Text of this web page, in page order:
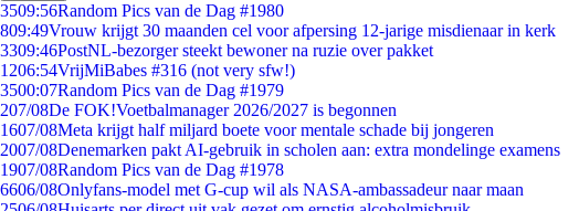
3509:56Random Pics van de Dag #1980
809:49Vrouw krijgt 30 maanden cel voor afpersing 12-jarige misdienaar in kerk
3309:46PostNL-bezorger steekt bewoner na ruzie over pakket
1206:54VrijMiBabes #316 (not very sfw!)
3500:07Random Pics van de Dag #1979
207/08De FOK!Voetbalmanager 2026/2027 is begonnen
1607/08Meta krijgt half miljard boete voor mentale schade bij jongeren
2007/08Denemarken pakt AI-gebruik in scholen aan: extra mondelinge examens
1907/08Random Pics van de Dag #1978
6606/08Onlyfans-model met G-cup wil als NASA-ambassadeur naar maan